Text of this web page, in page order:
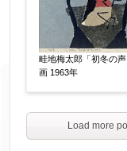
畦地梅太郎「初冬の
画 1963年
Load more